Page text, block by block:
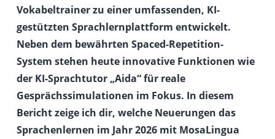
Vokabeltrainer zu einer umfassenden, KI-
gestützten Sprachlernplattform entwickelt.
Neben dem bewährten Spaced-Repetition-
System stehen heute innovative Funktionen wie
der KI-Sprachtutor „Aida“ für reale
Gesprächssimulationen im Fokus. In diesem
Bericht zeige ich dir, welche Neuerungen das
Sprachenlernen im Jahr 2026 mit MosaLingua